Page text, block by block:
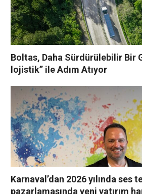
Boltas, Daha Sürdürülebilir Bir
lojistik” ile Adım Atıyor
Karnaval’dan 2026 yılında ses
pazarlamasında yeni yatırım